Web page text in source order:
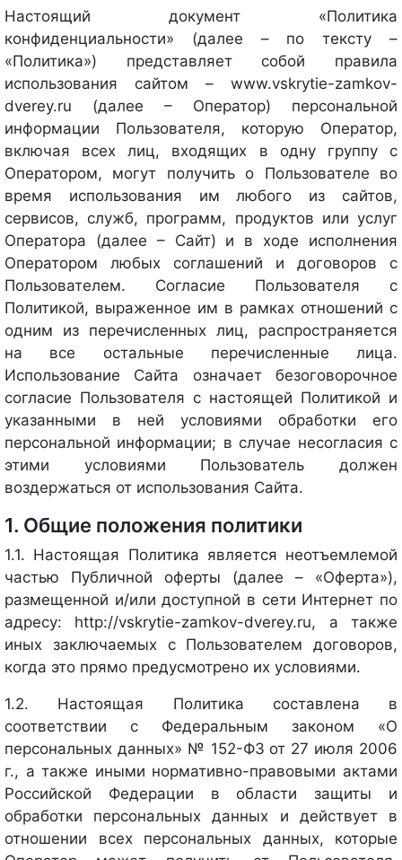
Настоящий документ «Политика
конфиденциальности» (далее – по тексту –
«Политика») представляет собой правила
использования сайтом – www.vskrytie-zamkov-
dverey.ru (далее – Оператор) персональной
информации Пользователя, которую Оператор,
включая всех лиц, входящих в одну группу с
Оператором, могут получить о Пользователе во
время использования им любого из сайтов,
сервисов, служб, программ, продуктов или услуг
Оператора (далее – Сайт) и в ходе исполнения
Оператором любых соглашений и договоров с
Пользователем. Согласие Пользователя с
Политикой, выраженное им в рамках отношений с
одним из перечисленных лиц, распространяется
на все остальные перечисленные лица.
Использование Сайта означает безоговорочное
согласие Пользователя с настоящей Политикой и
указанными в ней условиями обработки его
персональной информации; в случае несогласия с
этими условиями Пользователь должен
воздержаться от использования Сайта.
1. Общие положения политики
1.1. Настоящая Политика является неотъемлемой
частью Публичной оферты (далее – «Оферта»),
размещенной и/или доступной в сети Интернет по
адресу: http://vskrytie-zamkov-dverey.ru, а также
иных заключаемых с Пользователем договоров,
когда это прямо предусмотрено их условиями.
1.2. Настоящая Политика составлена в
соответствии с Федеральным законом «О
персональных данных» № 152-ФЗ от 27 июля 2006
г., а также иными нормативно-правовыми актами
Российской Федерации в области защиты и
обработки персональных данных и действует в
отношении всех персональных данных, которые